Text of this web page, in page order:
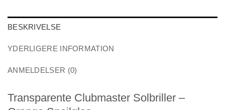
BESKRIVELSE
YDERLIGERE INFORMATION
ANMELDELSER (0)
Transparente Clubmaster Solbriller –